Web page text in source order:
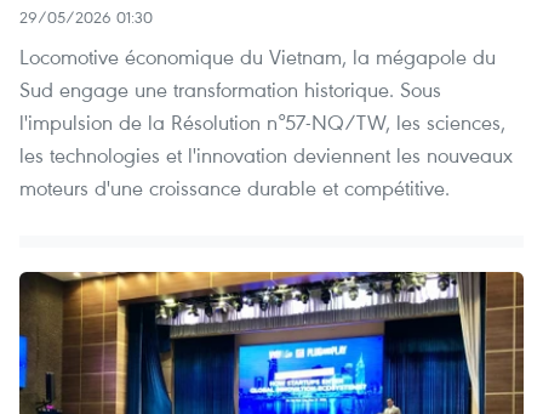
29/05/2026 01:30
Locomotive économique du Vietnam, la mégapole du
Sud engage une transformation historique. Sous
l'impulsion de la Résolution n°57-NQ/TW, les sciences,
les technologies et l'innovation deviennent les nouveaux
moteurs d'une croissance durable et compétitive.